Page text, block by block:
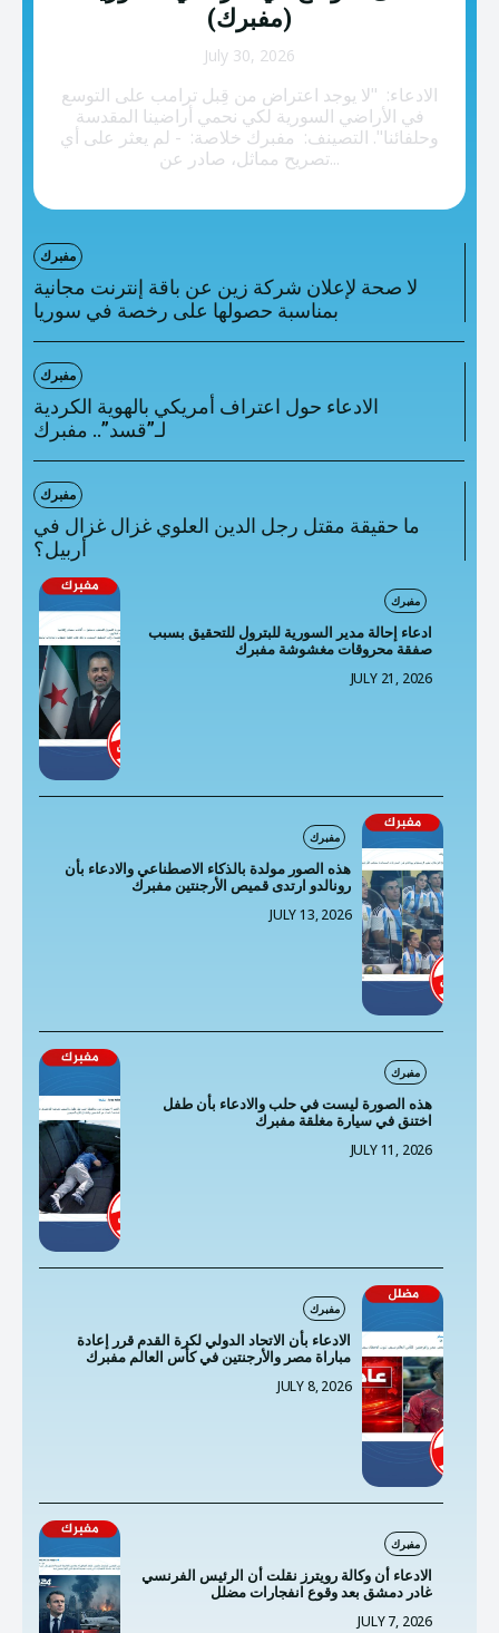
تصنيفات إضافية
المعلومات الخاطئة
المعلومات المضللة
تحقق
(مفبرك)
July 30, 2026
الادعاء: "لا يوجد اعتراض من قِبل ترامب على التوسع
في الأراضي السورية لكي نحمي أراضينا المقدسة
وحلفائنا". التصينف: مفبرك خلاصة: - لم يعثر على أي
تصريح مماثل، صادر عن...
مفبرك
لا صحة لإعلان شركة زين عن باقة إنترنت مجانية
مفبرك
الادعاء حول اعتراف أمريكي بالهوية الكردية
لـ”قسد”.. مفبرك
مفبرك
ما حقيقة مقتل رجل الدين العلوي غزال غزال في
أربيل؟
مفبرك
ادعاء إحالة مدير السورية للبترول للتحقيق بسبب
صفقة محروقات مغشوشة مفبرك
JULY 21, 2026
مفبرك
هذه الصور مولدة بالذكاء الاصطناعي والادعاء بأن
رونالدو ارتدى قميص الأرجنتين مفبرك
JULY 13, 2026
مفبرك
هذه الصورة ليست في حلب والادعاء بأن طفل
اختنق في سيارة مغلقة مفبرك
JULY 11, 2026
مفبرك
الادعاء بأن الاتحاد الدولي لكرة القدم قرر إعادة
مباراة مصر والأرجنتين في كأس العالم مفبرك
JULY 8, 2026
مفبرك
الادعاء أن وكالة رويترز نقلت أن الرئيس الفرنسي
غادر دمشق بعد وقوع انفجارات مضلل
JULY 7, 2026